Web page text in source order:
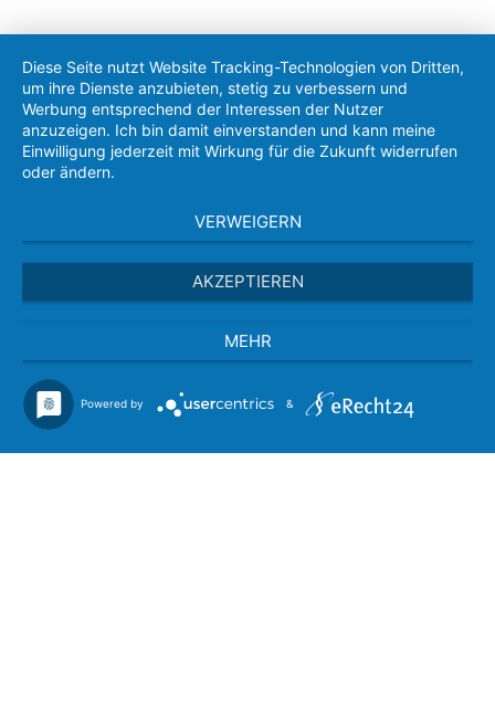
Diese Seite nutzt Website Tracking-Technologien von Dritten,
um ihre Dienste anzubieten, stetig zu verbessern und
Werbung entsprechend der Interessen der Nutzer
anzuzeigen. Ich bin damit einverstanden und kann meine
Einwilligung jederzeit mit Wirkung für die Zukunft widerrufen
oder ändern.
VERWEIGERN
AKZEPTIEREN
MEHR
Powered by &